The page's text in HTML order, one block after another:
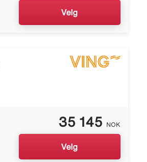
Velg
35 145 NOK
Velg